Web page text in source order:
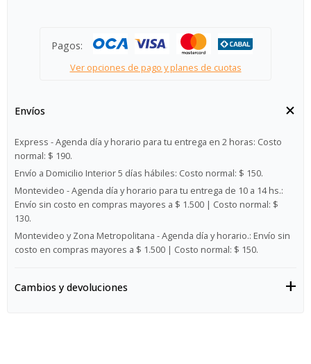
Pagos:
Ver opciones de pago y planes de cuotas
Envíos
Express - Agenda día y horario para tu entrega en 2 horas: Costo
normal: $ 190.
Envío a Domicilio Interior 5 días hábiles: Costo normal: $ 150.
Montevideo - Agenda día y horario para tu entrega de 10 a 14 hs.:
Envío sin costo en compras mayores a $ 1.500 | Costo normal: $
130.
Montevideo y Zona Metropolitana - Agenda día y horario.: Envío sin
costo en compras mayores a $ 1.500 | Costo normal: $ 150.
Cambios y devoluciones